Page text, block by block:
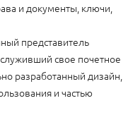
и документы, ключи,
представитель
свое почетное
разработанный дизайн,
и частью